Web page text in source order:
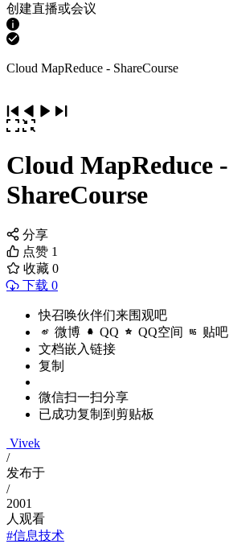
创建直播或会议
Cloud MapReduce - ShareCourse
Cloud MapReduce -
ShareCourse
分享
点赞 1
收藏 0
下载 0
快召唤伙伴们来围观吧
微博 QQ QQ空间 贴吧
文档嵌入链接
复制
微信扫一扫分享
已成功复制到剪贴板
Vivek
/
发布于
/
2001
人观看
#信息技术